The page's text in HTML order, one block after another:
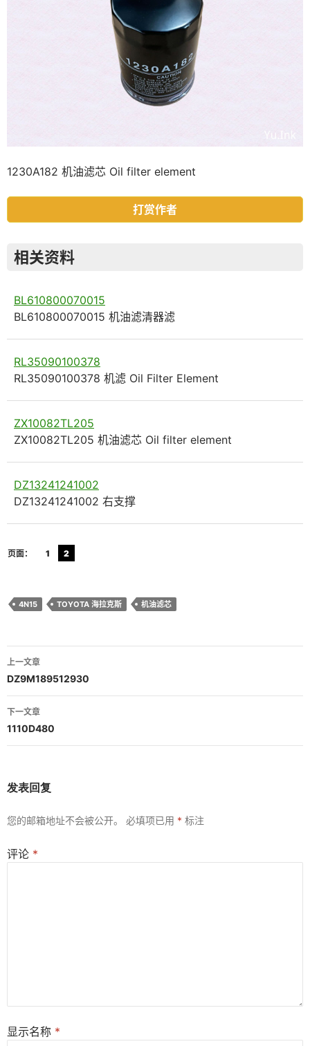
1230A182 机油滤芯 Oil filter element
打赏作者
相关资料
BL610800070015
BL610800070015 机油滤清器滤
RL35090100378
RL35090100378 机滤 Oil Filter Element
ZX10082TL205
ZX10082TL205 机油滤芯 Oil filter element
DZ13241241002
DZ13241241002 右支撑
页面： 1 2
4N15 TOYOTA 海拉克斯 机油滤芯
文
章
导
航
上一文章
DZ9M189512930
下一文章
1110D480
发表回复
您的邮箱地址不会被公开。 必填项已用 * 标注
评论 *
显示名称 *